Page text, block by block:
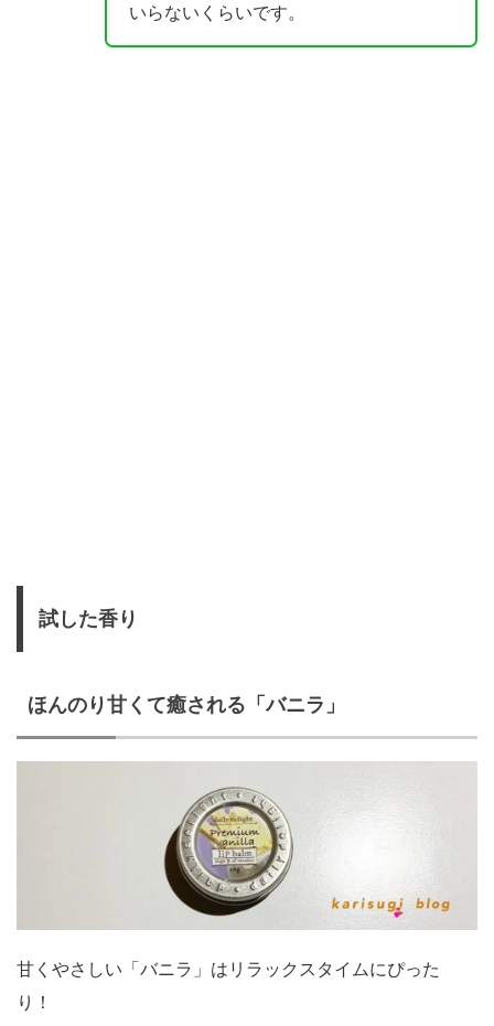
いらないくらいです。
試した香り
ほんのり甘くて癒される「バニラ」
甘くやさしい「バニラ」はリラックスタイムにぴった
り！